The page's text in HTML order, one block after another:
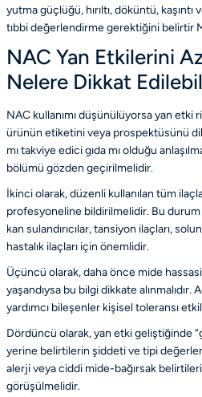
yutma güçlüğü, hırıltı, döküntü,
tıbbi değerlendirme gerektiğini belirtir
NAC Yan Etkilerini
Nelere Dikkat
NAC kullanımı düşünülüyorsa yan etki
ürünün etiketini veya prospektüsünü
mı takviye edici gıda mı olduğu
bölümü gözden geçirilmelidir.
İkinci olarak, düzenli kullanılan tüm
profesyoneline bildirilmelidir. Bu
kan sulandırıcılar, tansiyon ilaçları,
hastalık ilaçları için önemlidir.
Üçüncü olarak, daha önce mide
yaşandıysa bu bilgi dikkate
yardımcı bileşenler kişisel toleransı
Dördüncü olarak, yan etki geliştiğinde
yerine belirtilerin şiddeti ve tipi
alerji veya ciddi mide-bağırsak
görüşülmelidir.